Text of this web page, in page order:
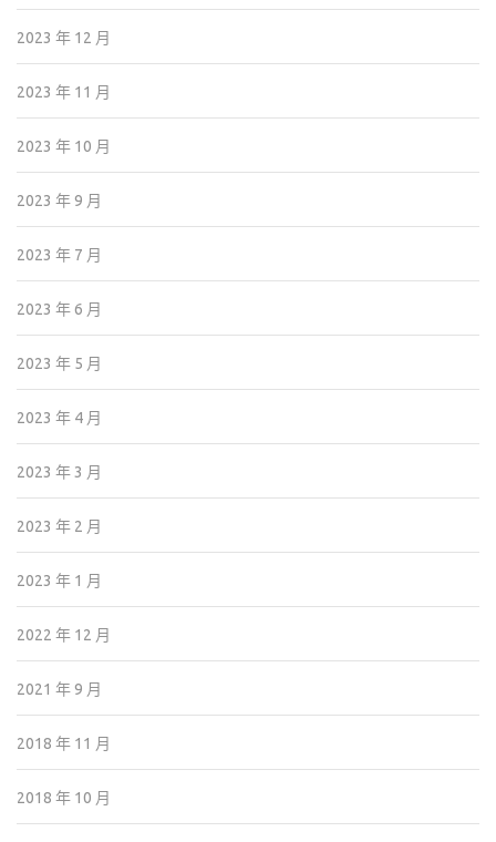
2023 年 12 月
2023 年 11 月
2023 年 10 月
2023 年 9 月
2023 年 7 月
2023 年 6 月
2023 年 5 月
2023 年 4 月
2023 年 3 月
2023 年 2 月
2023 年 1 月
2022 年 12 月
2021 年 9 月
2018 年 11 月
2018 年 10 月